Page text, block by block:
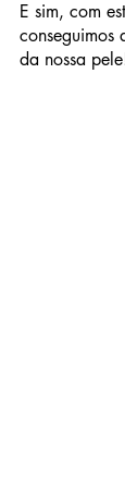
E sim, com
conseguimos
da nossa